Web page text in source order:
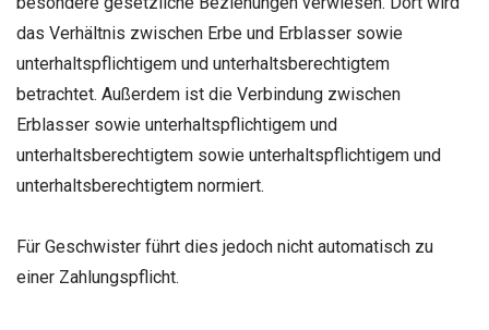
das Verhältnis zwischen Erbe und Erblasser sowie
unterhaltspflichtigem und unterhaltsberechtigtem
betrachtet. Außerdem ist die Verbindung zwischen
Erblasser sowie unterhaltspflichtigem und
unterhaltsberechtigtem sowie unterhaltspflichtigem und
unterhaltsberechtigtem normiert.
Für Geschwister führt dies jedoch nicht automatisch zu
einer Zahlungspflicht.